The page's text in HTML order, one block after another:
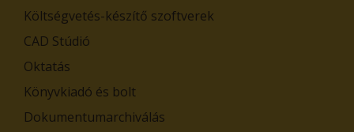
Költségvetés-készítő szoftverek
CAD Stúdió
Oktatás
Könyvkiadó és bolt
Dokumentumarchiválás